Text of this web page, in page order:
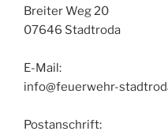
Breiter Weg 20
07646 Stadtroda
E-Mail:
info@feuerwehr-
Postanschrift: